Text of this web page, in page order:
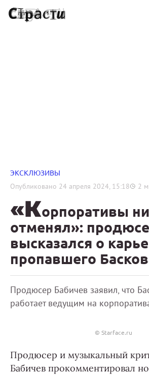
ЭКСКЛЮЗИВЫ
Опубликовано 24 апреля 2024, 15:18 2
«Корпоративы
отменял»:
высказался о
пропавшего
Продюсер Бабичев заявил, что
работает ведущим на
© Starface.ru
Продюсер и музыкальный
Бабичев прокомментировал